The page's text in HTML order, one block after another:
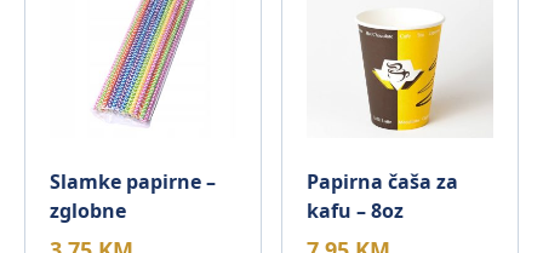
Slamke papirne –
zglobne
Papirna čaša za
kafu – 8oz